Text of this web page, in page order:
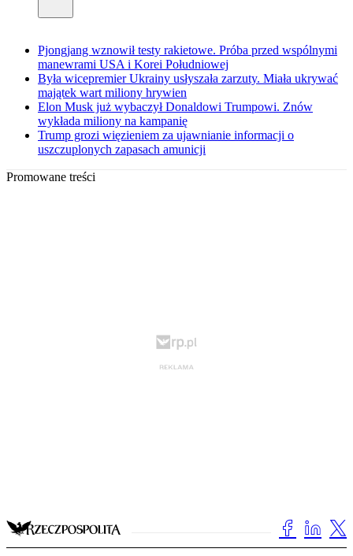
Pjongjang wznowił testy rakietowe. Próba przed wspólnymi
manewrami USA i Korei Południowej
Była wicepremier Ukrainy usłyszała zarzuty. Miała ukrywać
majątek wart miliony hrywien
Elon Musk już wybaczył Donaldowi Trumpowi. Znów
wykłada miliony na kampanię
Trump grozi więzieniem za ujawnianie informacji o
uszczuplonych zapasach amunicji
Promowane treści